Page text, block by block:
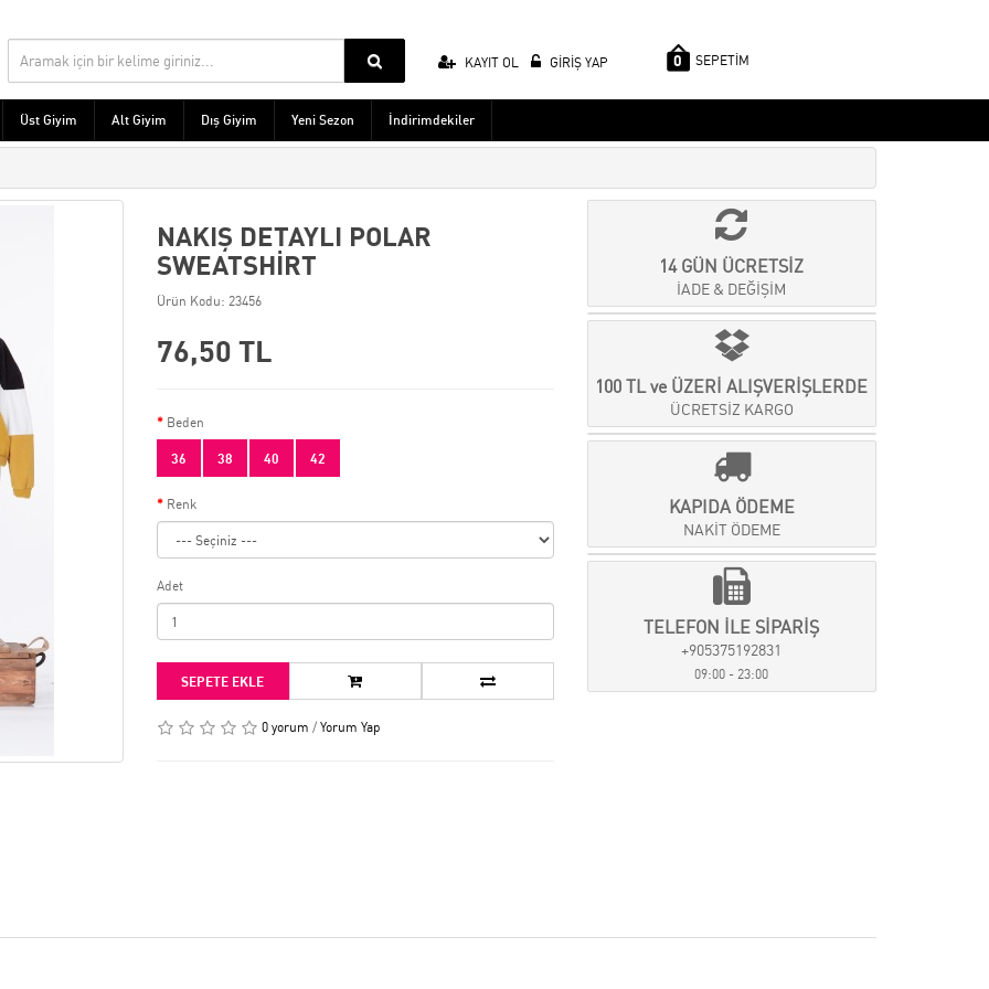
KAYIT OL GİRİŞ YAP 0 SEPETİM
Üst Giyim Alt Giyim Dış Giyim Yeni Sezon İndirimdekiler
NAKIŞ DETAYLI POLAR
SWEATSHİRT
Ürün Kodu: 23456
76,50 TL
Beden
36 38 40 42
Renk
Adet
SEPETE EKLE
0 yorum / Yorum Yap
14 GÜN ÜCRETSİZ
İADE & DEĞİŞİM
100 TL ve ÜZERİ ALIŞVERİŞLERDE
ÜCRETSİZ KARGO
KAPIDA ÖDEME
NAKİT ÖDEME
TELEFON İLE SİPARİŞ
+905375192831
09:00 - 23:00